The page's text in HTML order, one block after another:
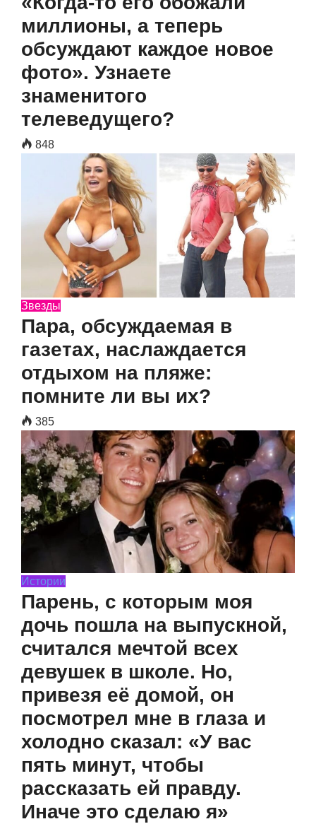
миллионы, а теперь
обсуждают каждое новое
фото». Узнаете
знаменитого
телеведущего?
848
Звезды
Пара, обсуждаемая в
газетах, наслаждается
отдыхом на пляже:
помните ли вы их?
385
Истории
Парень, с которым моя
дочь пошла на выпускной,
считался мечтой всех
девушек в школе. Но,
привезя её домой, он
посмотрел мне в глаза и
холодно сказал: «У вас
пять минут, чтобы
рассказать ей правду.
Иначе это сделаю я»